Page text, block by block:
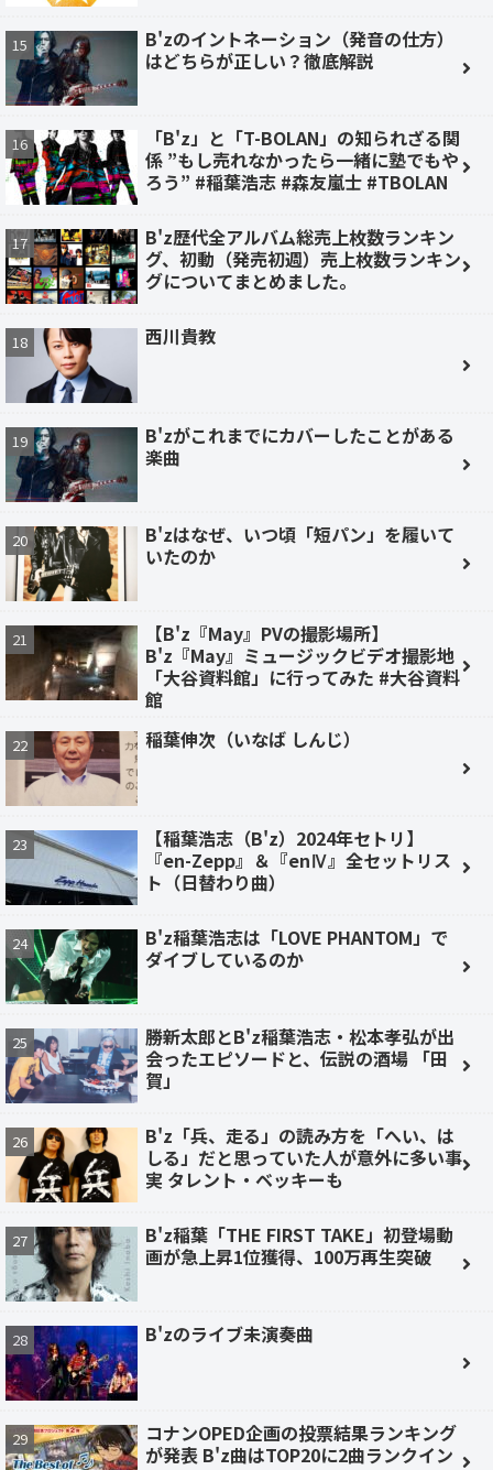
B'zのイントネーション（発音の仕方）
はどちらが正しい？徹底解説
「B'z」と「T-BOLAN」の知られざる関
係 ”もし売れなかったら一緒に塾でもや
ろう” #稲葉浩志 #森友嵐士 #TBOLAN
B'z歴代全アルバム総売上枚数ランキン
グ、初動（発売初週）売上枚数ランキン
グについてまとめました。
西川貴教
B'zがこれまでにカバーしたことがある
楽曲
B'zはなぜ、いつ頃「短パン」を履いて
いたのか
【B'z『May』PVの撮影場所】
B'z『May』ミュージックビデオ撮影地
「大谷資料館」に行ってみた #大谷資料
館
稲葉伸次（いなば しんじ）
【稲葉浩志（B'z）2024年セトリ】
『en-Zepp』＆『enⅣ』全セットリス
ト（日替わり曲）
B'z稲葉浩志は「LOVE PHANTOM」で
ダイブしているのか
勝新太郎とB'z稲葉浩志・松本孝弘が出
会ったエピソードと、伝説の酒場 「田
賀」
B'z「兵、走る」の読み方を「へい、は
しる」だと思っていた人が意外に多い事
実 タレント・ベッキーも
B'z稲葉「THE FIRST TAKE」初登場動
画が急上昇1位獲得、100万再生突破
B'zのライブ未演奏曲
コナンOPED企画の投票結果ランキング
が発表 B'z曲はTOP20に2曲ランクイン